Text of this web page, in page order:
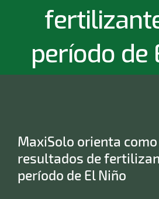
período de
MaxiSolo orienta
resultados de
período de El Niño